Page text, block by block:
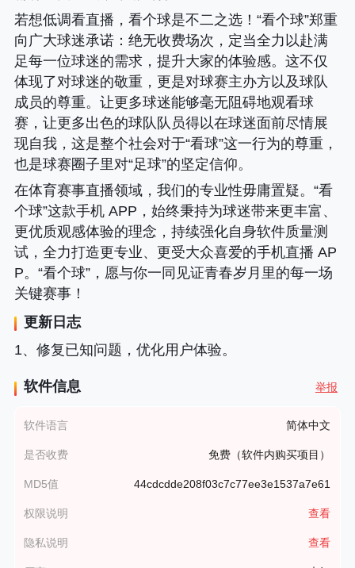
若想低调看直播，看个球是不二之选！“看个球”郑重
向广大球迷承诺：绝无收费场次，定当全力以赴满
足每一位球迷的需求，提升大家的体验感。这不仅
体现了对球迷的敬重，更是对球赛主办方以及球队
成员的尊重。让更多球迷能够毫无阻碍地观看球
赛，让更多出色的球队队员得以在球迷面前尽情展
现自我，这是整个社会对于“看球”这一行为的尊重，
也是球赛圈子里对“足球”的坚定信仰。
在体育赛事直播领域，我们的专业性毋庸置疑。“看
个球”这款手机 APP，始终秉持为球迷带来更丰富、
更优质观感体验的理念，持续强化自身软件质量测
试，全力打造更专业、更受大众喜爱的手机直播 AP
P。“看个球”，愿与你一同见证青春岁月里的每一场
关键赛事！
更新日志
1、修复已知问题，优化用户体验。
软件信息 举报
软件语言 简体中文
是否收费 免费（软件内购买项目）
MD5值 44cdcdde208f03c7c77ee3e1537a7e61
权限说明 查看
隐私说明 查看